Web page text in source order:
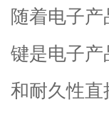
随着电子
键是电子产
和耐久性直